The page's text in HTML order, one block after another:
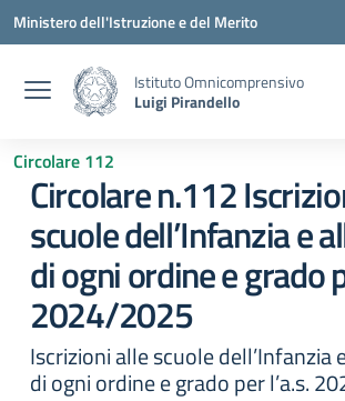
Vai ai contenuti
Vai al menu di navigazione
Vai al footer
Ministero dell'Istruzione e del Merito
Istituto Omnicomprensivo
Luigi Pirandello
Circolare 112
Circolare n.112
scuole dell’Infanzia e
di ogni ordine e grado
2024/2025
Iscrizioni alle scuole dell’Infanzia
di ogni ordine e grado per l’a.s.